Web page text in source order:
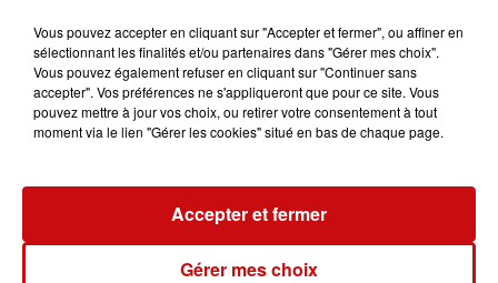
Date
du17 novembre 2023 à 20h00
17 novembre 2023 à 22h00
Tarif Gratuit
Vous pouvez accepter en cliquant sur "Accepter et fermer", ou affiner en
sélectionnant les finalités et/ou partenaires dans "Gérer mes choix".
Vous pouvez également refuser en cliquant sur "Continuer sans
accepter". Vos préférences ne s'appliqueront que pour ce site. Vous
pouvez mettre à jour vos choix, ou retirer votre consentement à tout
moment via le lien "Gérer les cookies" situé en bas de chaque page.
Gérer mes choix
Accepter et fermer